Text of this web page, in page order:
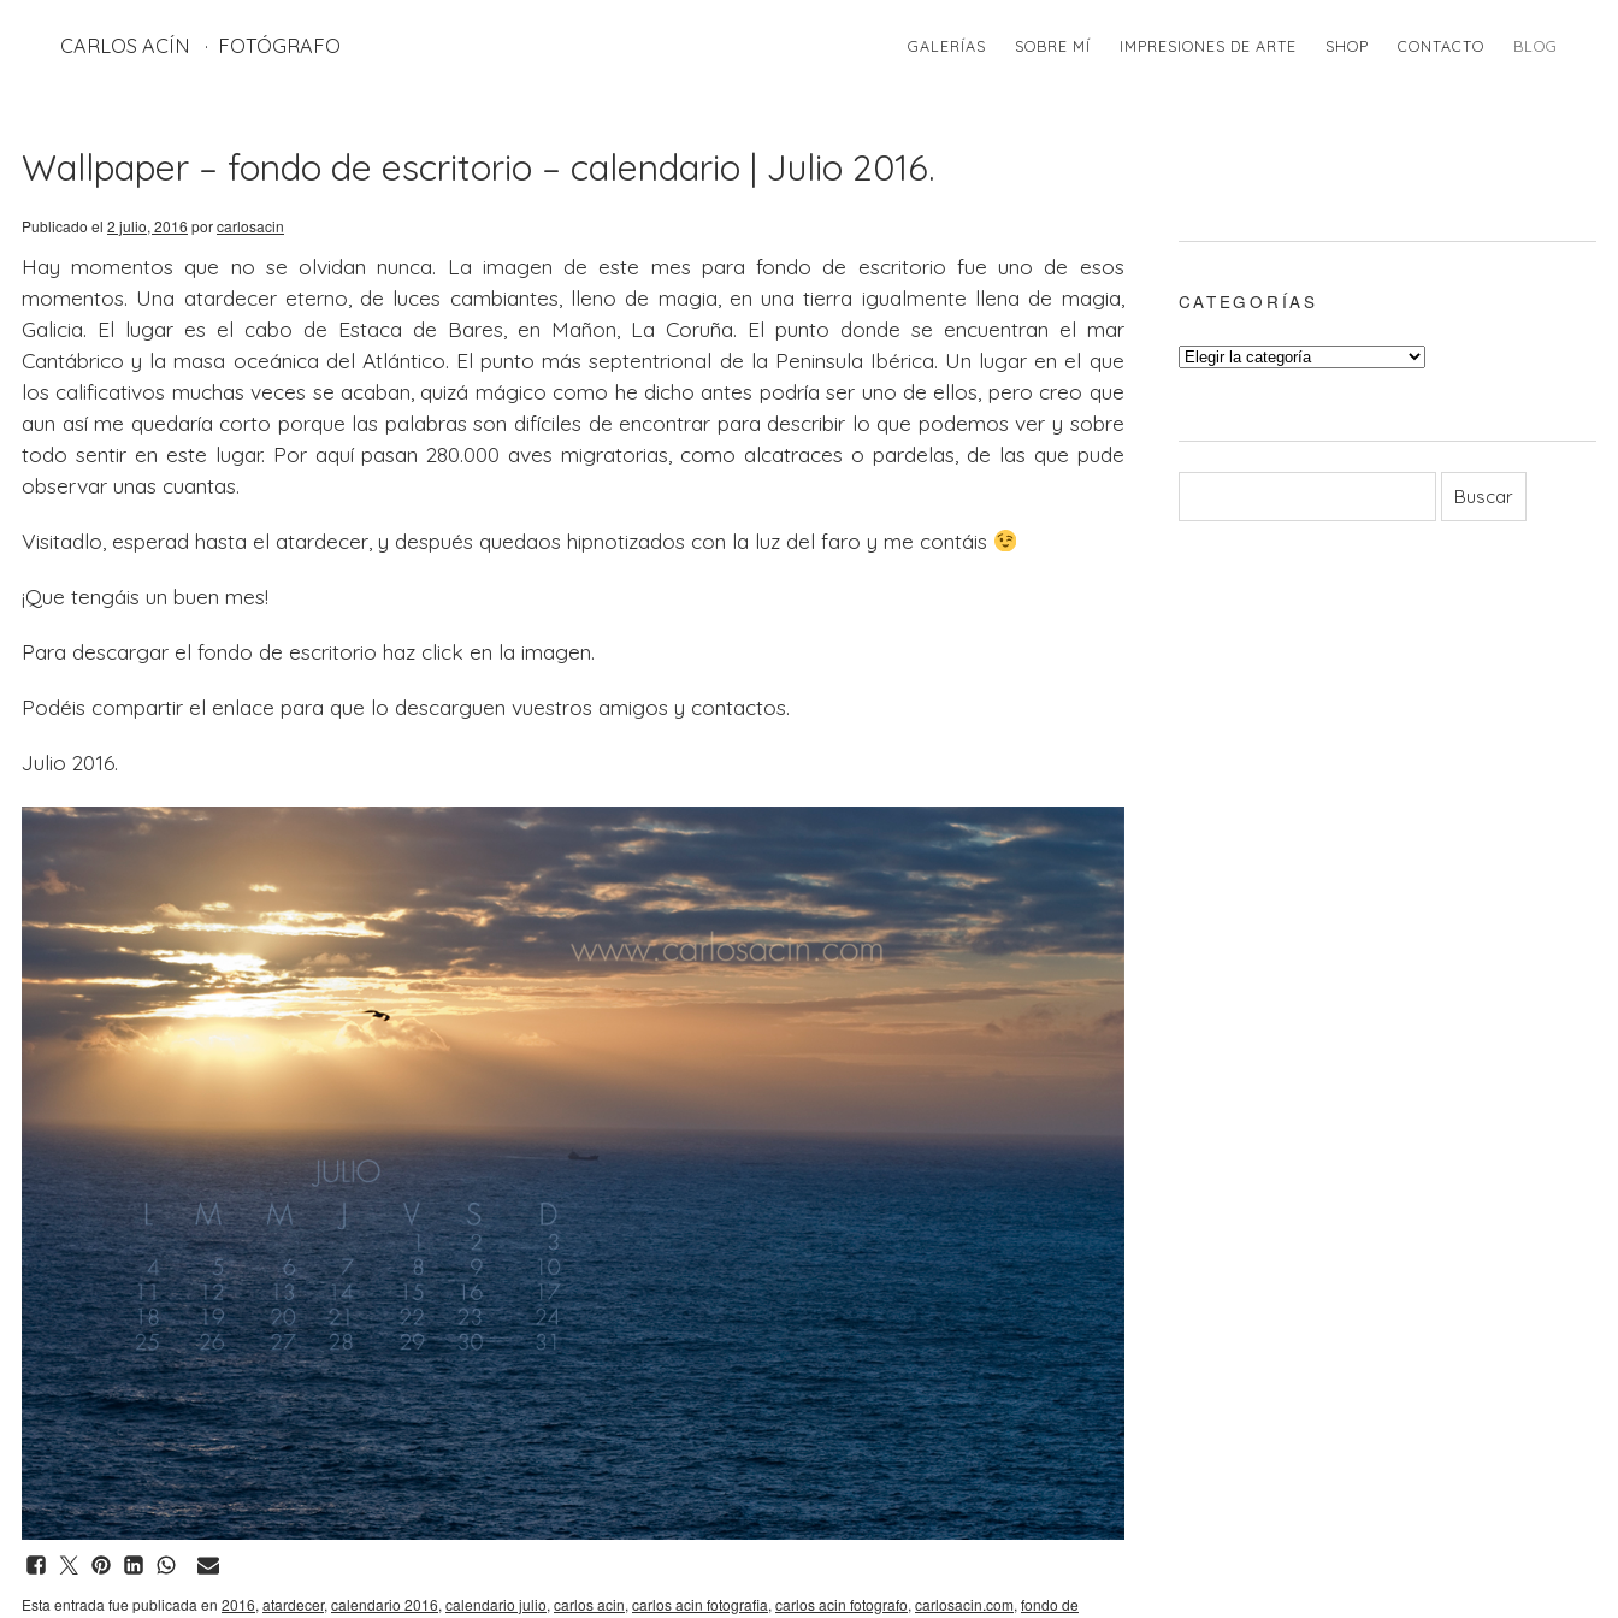
CARLOS ACÍN FOTÓGRAFO GALERÍAS SOBRE MÍ IMPRESIONES DE ARTE SHOP CONTACTO BLOG
Wallpaper – fondo de escritorio – calendario | Julio 2016.
Publicado el 2 julio, 2016 porcarlosacin
Hay momentos que no se olvidan nunca. La imagen de este mes para fondo de escritorio fue uno de esos
momentos. Una atardecer eterno, de luces cambiantes, lleno de magia, en una tierra igualmente llena de magia,
Galicia. El lugar es el cabo de Estaca de Bares, en Mañon, La Coruña. El punto donde se encuentran el mar
Cantábrico y la masa oceánica del Atlántico. El punto más septentrional de la Peninsula Ibérica. Un lugar en el que
los calificativos muchas veces se acaban, quizá mágico como he dicho antes podría ser uno de ellos, pero creo que
aun así me quedaría corto porque las palabras son difíciles de encontrar para describir lo que podemos ver y sobre
todo sentir en este lugar. Por aquí pasan 280.000 aves migratorias, como alcatraces o pardelas, de las que pude
observar unas cuantas.
Visitadlo, esperad hasta el atardecer, y después quedaos hipnotizados con la luz del faro y me contáis
¡Que tengáis un buen mes!
Para descargar el fondo de escritorio haz click en la imagen.
Podéis compartir el enlace para que lo descarguen vuestros amigos y contactos.
Julio 2016.
Esta entrada fue publicada en 2016, atardecer, calendario 2016, calendario julio, carlos acin, carlos acin fotografia, carlos acin fotografo, carlosacin.com, fondo de
CATEGORÍAS